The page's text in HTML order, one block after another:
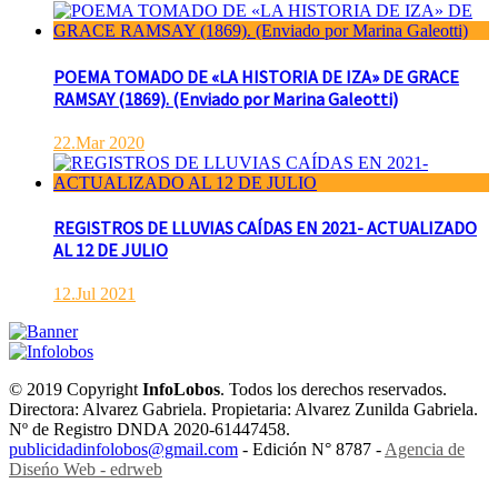
POEMA TOMADO DE «LA HISTORIA DE IZA» DE GRACE
RAMSAY (1869). (Enviado por Marina Galeotti)
22.Mar 2020
REGISTROS DE LLUVIAS CAÍDAS EN 2021- ACTUALIZADO
AL 12 DE JULIO
12.Jul 2021
© 2019 CopyrightInfoLobos. Todos los derechos reservados.
Directora: Alvarez Gabriela. Propietaria: Alvarez Zunilda Gabriela.
Nº de Registro DNDA 2020-61447458.
publicidadinfolobos@gmail.com - Edición N° 8787 -Agencia de
Diseńo Web - edrweb